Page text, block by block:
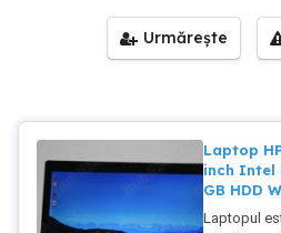
Urmărește
Laptop
inch Intel
GB HDD
Laptopul